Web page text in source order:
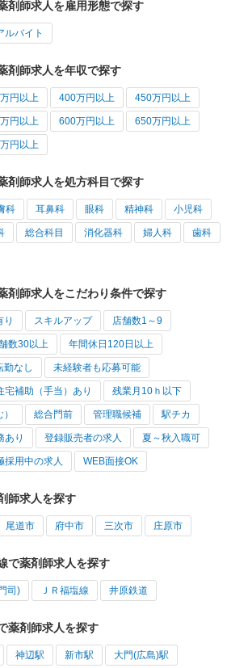
剤師求人を雇用形態で探す
ルバイト
剤師求人を年収で探す
円以上 400万円以上 450万円以上
円以上 600万円以上 650万円以上
円以上
剤師求人を処方科目で探す
科 耳鼻科 眼科 精神科 小児科
総合科目 消化器科 婦人科 歯科
剤師求人をこだわり条件で探す
り スキルアップ 店舗数1～9
数30以上 年間休日120日以上
勤なし 未経験者も応募可能
宅補助（手当）あり 残業月10ｈ以下
総合門前 管理職候補 駅チカ
あり 登録販売者の求人 夏～秋入職可
採用中の求人 WEB面接OK
師求人を探す
尾道市 府中市 三次市 庄原市
で薬剤師求人を探す
司) ＪＲ福塩線 井原鉄道
薬剤師求人を探す
神辺駅 新市駅 大門(広島)駅